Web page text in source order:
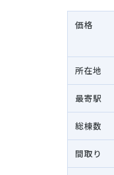
価格
所在地
最寄駅
総棟数
間取り